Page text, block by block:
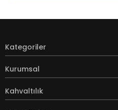
Kategoriler
Kurumsal
Kahvaltılık